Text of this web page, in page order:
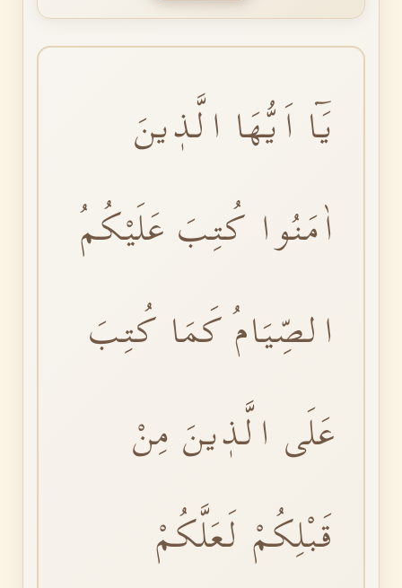
يَٓا اَيُّهَا الَّذٖينَ
اٰمَنُوا كُتِبَ عَلَيْكُمُ
الصِّيَامُ كَمَا كُتِبَ
عَلَى الَّذٖينَ مِنْ
قَبْلِكُمْ لَعَلَّكُمْ